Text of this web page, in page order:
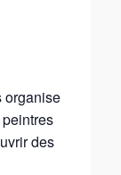
organise
des